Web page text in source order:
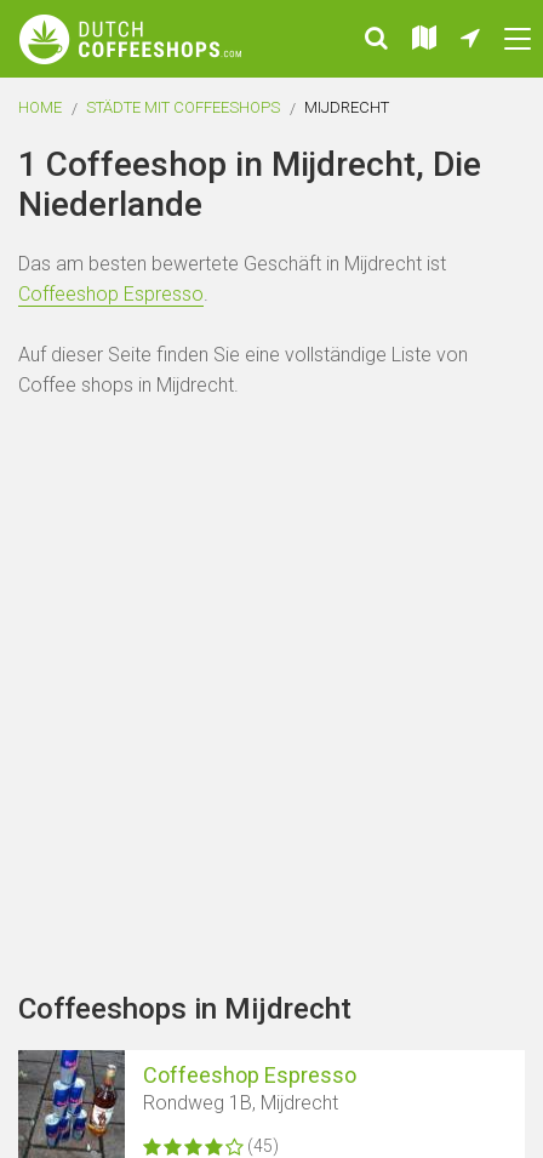
HOME STÄDTE MIT COFFEESHOPS MIJDRECHT
1 Coffeeshop in Mijdrecht, Die
Niederlande
Das am besten bewertete Geschäft in Mijdrecht ist
Coffeeshop Espresso.
Auf dieser Seite finden Sie eine vollständige Liste von
Coffee shops in Mijdrecht.
Coffeeshops in Mijdrecht
Coffeeshop Espresso
Rondweg 1B, Mijdrecht
(45)